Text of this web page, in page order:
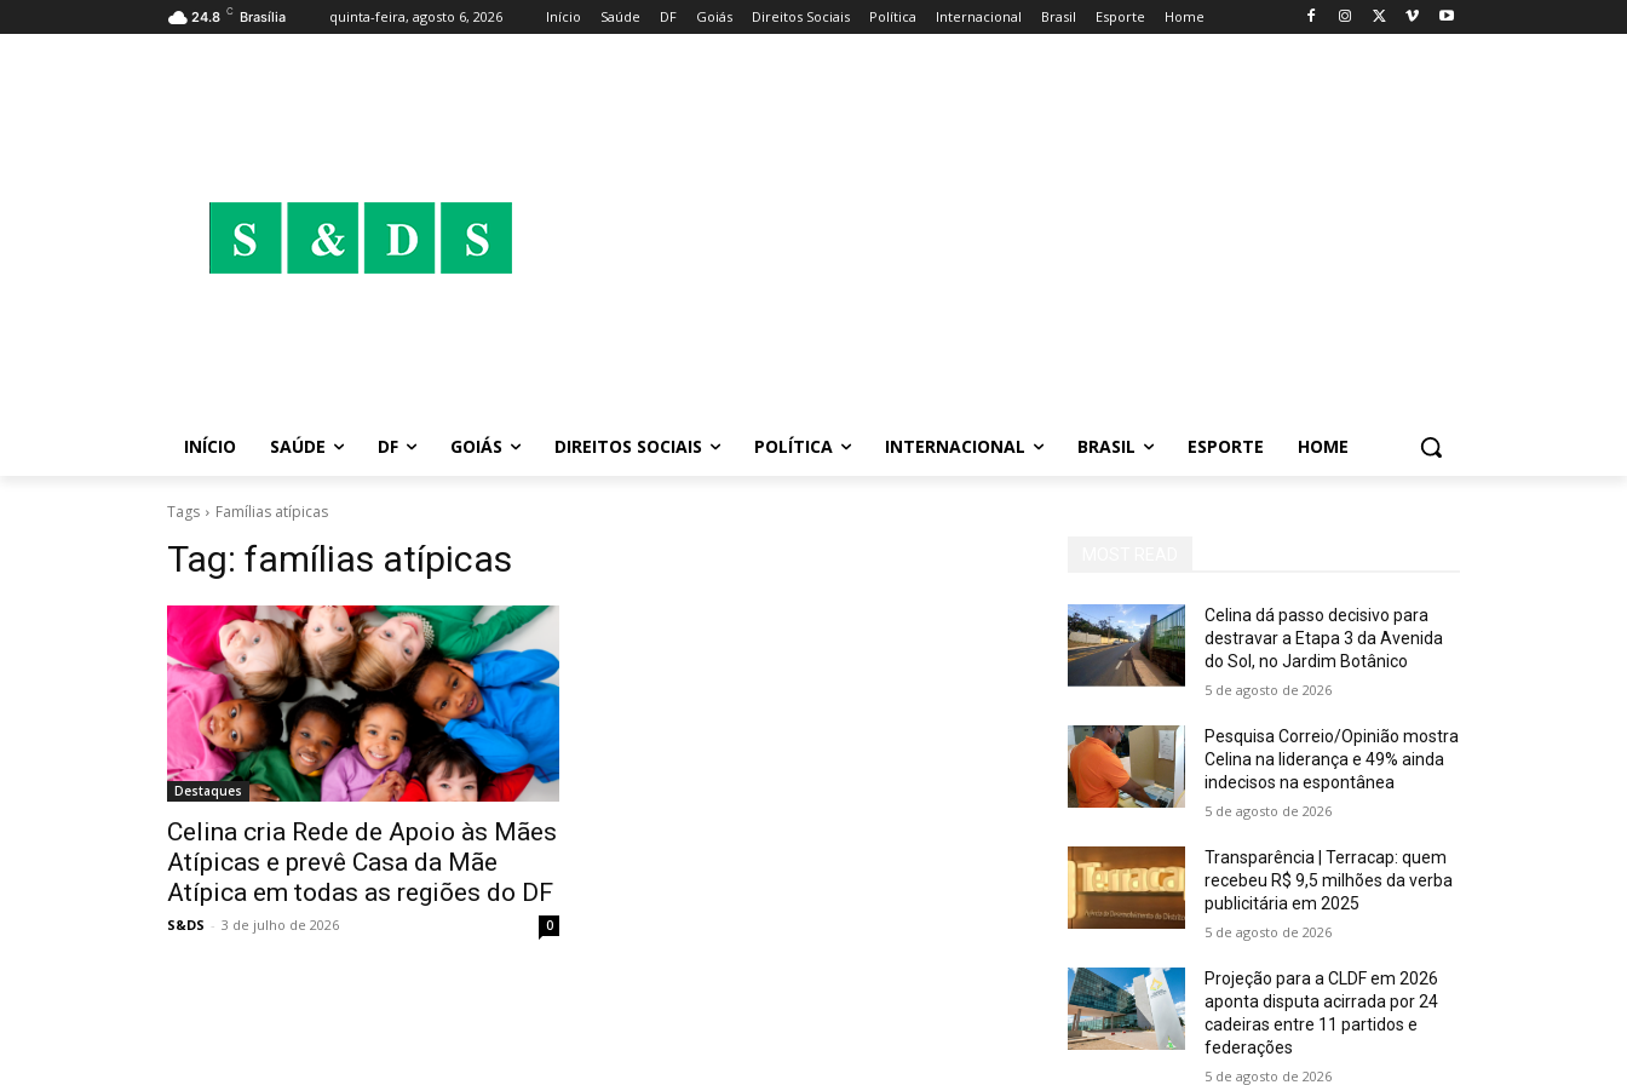
24.8 C Brasília quinta-feira, agosto 6, 2026 Início Saúde DF Goiás Direitos Sociais Política Internacional Brasil Esporte Home
INÍCIO SAÚDE DF GOIÁS DIREITOS SOCIAIS POLÍTICA INTERNACIONAL BRASIL ESPORTE HOME
Tags Famílias atípicas
Tag: famílias atípicas
Destaques
Celina cria Rede de Apoio às Mães
Atípicas e prevê Casa da Mãe
Atípica em todas as regiões do DF
S&DS - 3 de julho de 2026 0
Celina dá passo decisivo para
destravar a Etapa 3 da Avenida
do Sol, no Jardim Botânico
5 de agosto de 2026
Pesquisa Correio/Opinião mostra
Celina na liderança e 49% ainda
indecisos na espontânea
5 de agosto de 2026
Transparência | Terracap: quem
recebeu R$ 9,5 milhões da verba
publicitária em 2025
5 de agosto de 2026
Projeção para a CLDF em 2026
aponta disputa acirrada por 24
cadeiras entre 11 partidos e
federações
5 de agosto de 2026